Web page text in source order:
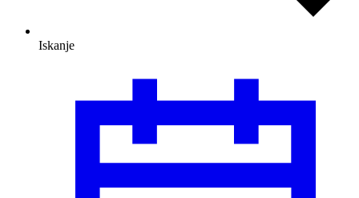
Iskanje